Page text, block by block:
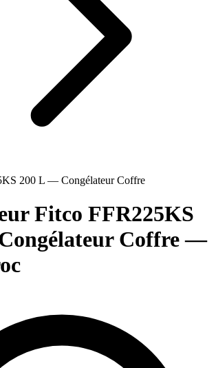
200 L — Congélateur Coffre
Fitco FFR225KS
Coffre —